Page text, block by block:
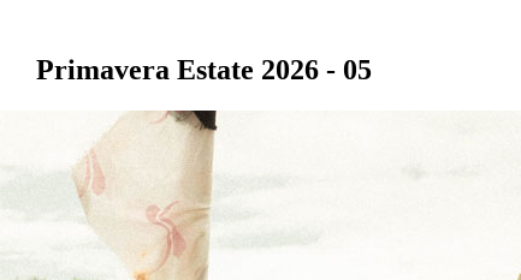
Primavera Estate 2026 - 05